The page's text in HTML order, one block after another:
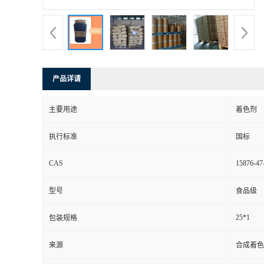
产品详请
主要用途 着色剂
执行标准 国标
CAS 15876-
型号 食品级
包装规格 25*1
来源 合成着